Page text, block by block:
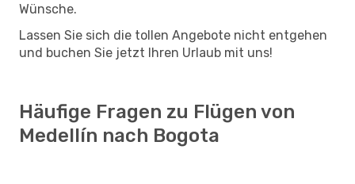
Wünsche.
Lassen Sie sich die tollen Angebote nicht entgehen
und buchen Sie jetzt Ihren Urlaub mit uns!
Häufige Fragen zu Flügen von
Medellín nach Bogota